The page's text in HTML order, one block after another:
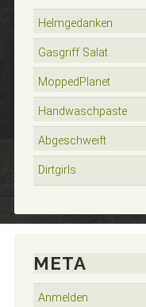
Helmgedanken
Gasgriff Salat
MoppedPlanet
Handwaschpaste
Abgeschweift
Dirtgirls
META
Anmelden